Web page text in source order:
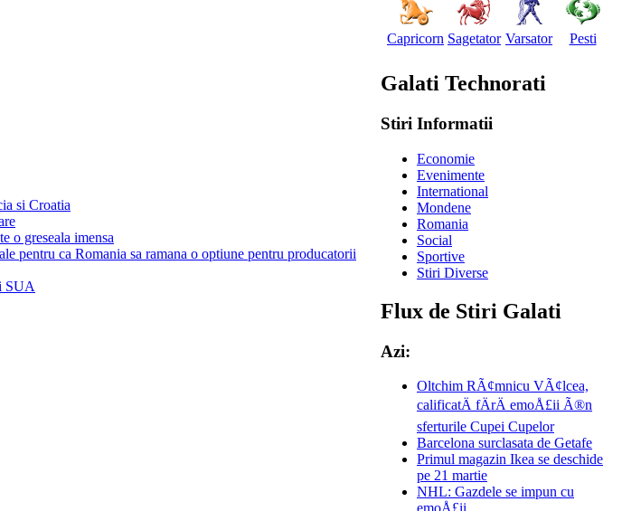
si Croatia
o greseala imensa
pentru ca Romania sa ramana o optiune pentru producatorii
SUA
Capricorn Sagetator Varsator Pesti
Galati Technorati
Stiri Informatii
Economie
Evenimente
International
Mondene
Romania
Social
Sportive
Stiri Diverse
Flux de Stiri Galati
Azi:
Oltchim RÃ¢mnicu VÃ¢lcea,
calificatÄ fÄrÄ emoÅ£ii Ã®n
sferturile Cupei Cupelor
Barcelona surclasata de Getafe
Primul magazin Ikea se deschide
pe 21 martie
NHL: Gazdele se impun cu